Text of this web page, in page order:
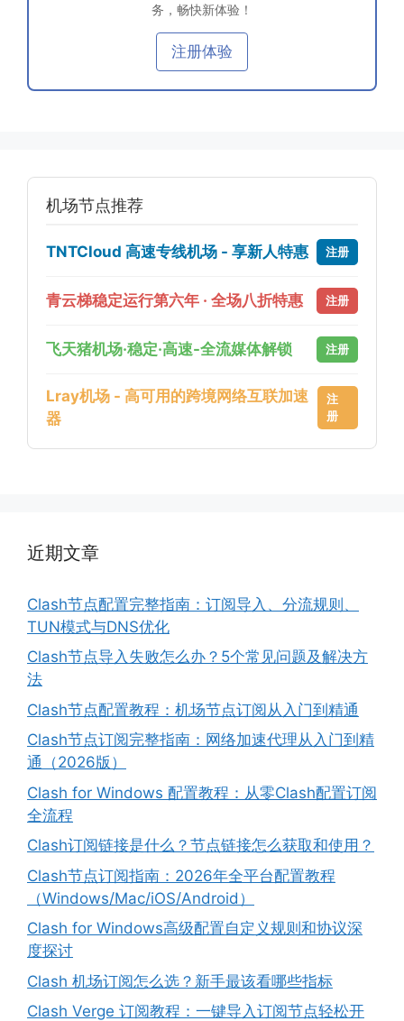
务，畅快新体验！
注册体验
机场节点推荐
TNTCloud 高速专线机场 - 享新人特惠 注册
青云梯稳定运行第六年 · 全场八折特惠 注册
飞天猪机场·稳定·高速-全流媒体解锁 注册
Lray机场 - 高可用的跨境网络互联加速
器
注
册
近期文章
Clash节点配置完整指南：订阅导入、分流规则、
TUN模式与DNS优化
Clash节点导入失败怎么办？5个常见问题及解决方
法
Clash节点配置教程：机场节点订阅从入门到精通
Clash节点订阅完整指南：网络加速代理从入门到精
通（2026版）
Clash for Windows 配置教程：从零Clash配置订阅
全流程
Clash订阅链接是什么？节点链接怎么获取和使用？
Clash节点订阅指南：2026年全平台配置教程
（Windows/Mac/iOS/Android）
Clash for Windows高级配置自定义规则和协议深
度探讨
Clash 机场订阅怎么选？新手最该看哪些指标
Clash Verge 订阅教程：一键导入订阅节点轻松开